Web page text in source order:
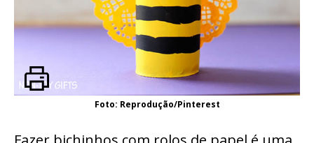
Foto: Reprodução/Pinterest